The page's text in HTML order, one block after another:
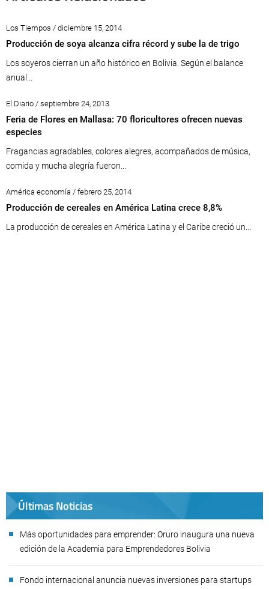
Los Tiempos / diciembre 15, 2014
Producción de soya alcanza cifra récord y sube la de trigo
Los soyeros cierran un año histórico en Bolivia. Según el balance
anual...
El Diario / septiembre 24, 2013
Feria de Flores en Mallasa: 70 floricultores ofrecen nuevas
especies
Fragancias agradables, colores alegres, acompañados de música,
comida y mucha alegría fueron...
América economía / febrero 25, 2014
Producción de cereales en América Latina crece 8,8%
La producción de cereales en América Latina y el Caribe creció un...
Últimas Noticias
Más oportunidades para emprender: Oruro inaugura una nueva
edición de la Academia para Emprendedores Bolivia
Fondo internacional anuncia nuevas inversiones para startups